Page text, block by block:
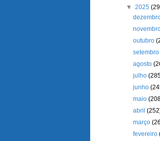
▼ 2025
outubro
agosto
julho
junho
maio
abril
março
fevereiro